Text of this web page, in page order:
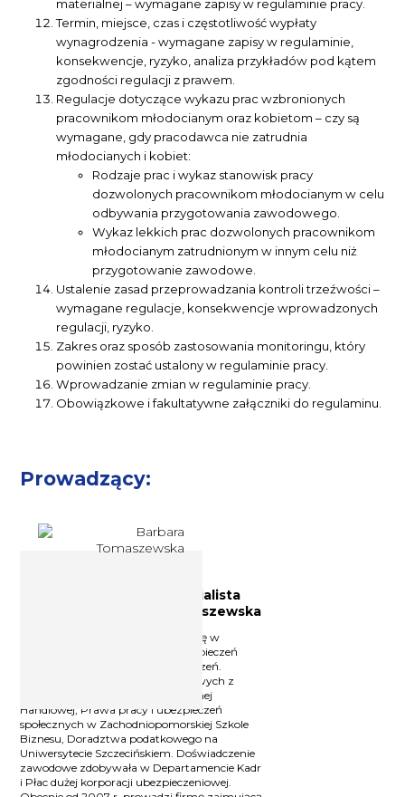
materialnej – wymagane zapisy w regulaminie pracy.
Termin, miejsce, czas i częstotliwość wypłaty
wynagrodzenia - wymagane zapisy w regulaminie,
konsekwencje, ryzyko, analiza przykładów pod kątem
zgodności regulacji z prawem.
Regulacje dotyczące wykazu prac wzbronionych
pracownikom młodocianym oraz kobietom – czy są
wymagane, gdy pracodawca nie zatrudnia
młodocianych i kobiet:
Rodzaje prac i wykaz stanowisk pracy
dozwolonych pracownikom młodocianym w celu
odbywania przygotowania zawodowego.
Wykaz lekkich prac dozwolonych pracownikom
młodocianym zatrudnionym w innym celu niż
przygotowanie zawodowe.
Ustalenie zasad przeprowadzania kontroli trzeźwości –
wymagane regulacje, konsekwencje wprowadzonych
regulacji, ryzyko.
Zakres oraz sposób zastosowania monitoringu, który
powinien zostać ustalony w regulaminie pracy.
Wprowadzanie zmian w regulaminie pracy.
Obowiązkowe i fakultatywne załączniki do regulaminu.
Prowadzący:
Doradca podatkowy, specjalista
prawa pracy Barbara Tomaszewska
Doradca podatkowy, specjalizuje się w
zagadnieniach prawa pracy, ubezpieczeń
społecznych, naliczania wynagrodzeń.
Absolwentka studiów podyplomowych z
zakresu Podatków w Szkole Głównej
Handlowej, Prawa pracy i ubezpieczeń
społecznych w Zachodniopomorskiej Szkole
Biznesu, Doradztwa podatkowego na
Uniwersytecie Szczecińskiem. Doświadczenie
zawodowe zdobywała w Departamencie Kadr
i Płac dużej korporacji ubezpieczeniowej.